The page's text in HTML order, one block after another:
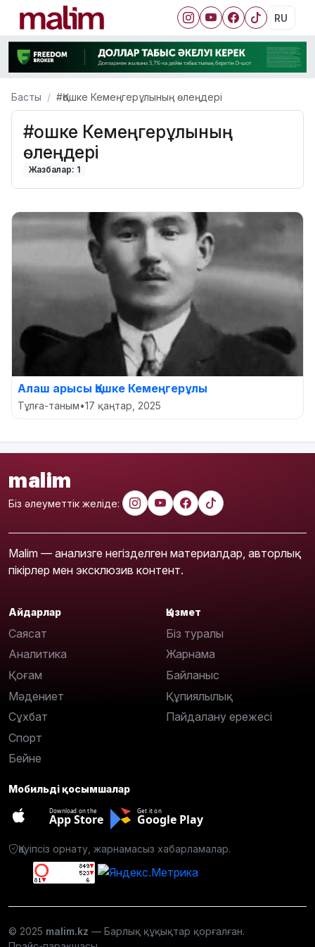
RU
Басты #Қошке Кемеңгерұлының өлеңдері
#Қошке Кемеңгерұлының
өлеңдері
Жазбалар: 1
Алаш арысы Қошке Кемеңгерұлы
Тұлға-таным•17 қаңтар, 2025
malim
Біз әлеуметтік желіде:
Malim — анализге негізделген материалдар, авторлық
пікірлер мен эксклюзив контент.
Айдарлар
Саясат
Аналитика
Қоғам
Мәдениет
Сұхбат
Спорт
Бейне
Қызмет
Біз туралы
Жарнама
Байланыс
Құпиялылық
Пайдалану ережесі
Мобильді қосымшалар
Download on the
App Store
Get it on
Google Play
Қауіпсіз орнату, жарнамасыз хабарламалар.
© 2025 malim.kz — Барлық құқықтар қорғалған.